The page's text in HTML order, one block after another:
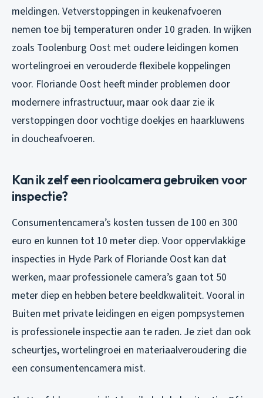
meldingen. Vetverstoppingen in keukenafvoeren
nemen toe bij temperaturen onder 10 graden. In wijken
zoals Toolenburg Oost met oudere leidingen komen
wortelingroei en verouderde flexibele koppelingen
voor. Floriande Oost heeft minder problemen door
modernere infrastructuur, maar ook daar zie ik
verstoppingen door vochtige doekjes en haarkluwens
in doucheafvoeren.
Kan ik zelf een rioolcamera gebruiken voor
inspectie?
Consumentencamera’s kosten tussen de 100 en 300
euro en kunnen tot 10 meter diep. Voor oppervlakkige
inspecties in Hyde Park of Floriande Oost kan dat
werken, maar professionele camera’s gaan tot 50
meter diep en hebben betere beeldkwaliteit. Vooral in
Buiten met private leidingen en eigen pompsystemen
is professionele inspectie aan te raden. Je ziet dan ook
scheurtjes, wortelingroei en materiaalveroudering die
een consumentencamera mist.